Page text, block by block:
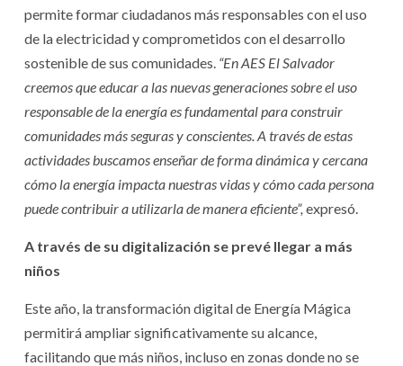
permite formar ciudadanos más responsables con el uso
de la electricidad y comprometidos con el desarrollo
sostenible de sus comunidades. “En AES El Salvador
creemos que educar a las nuevas generaciones sobre el uso
responsable de la energía es fundamental para construir
comunidades más seguras y conscientes. A través de estas
actividades buscamos enseñar de forma dinámica y cercana
cómo la energía impacta nuestras vidas y cómo cada persona
puede contribuir a utilizarla de manera eficiente”, expresó.
A través de su digitalización se prevé llegar a más
niños
Este año, la transformación digital de Energía Mágica
permitirá ampliar significativamente su alcance,
facilitando que más niños, incluso en zonas donde no se